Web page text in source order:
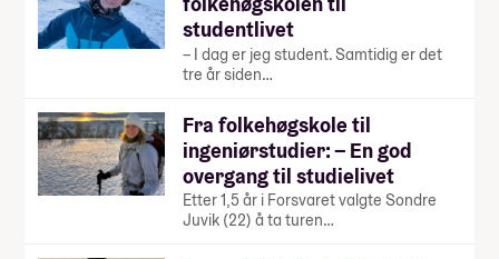
studentlivet
– I dag er jeg student. Samtidig er det
tre år siden…
Fra folkehøgskole til
ingeniørstudier: – En god
overgang til studielivet
Etter 1,5 år i Forsvaret valgte Sondre
Juvik (22) å ta turen…